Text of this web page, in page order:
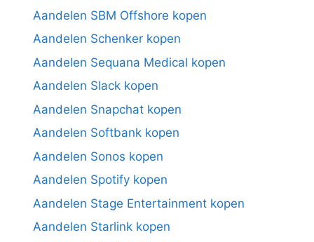
Aandelen SBM Offshore kopen
Aandelen Schenker kopen
Aandelen Sequana Medical kopen
Aandelen Slack kopen
Aandelen Snapchat kopen
Aandelen Softbank kopen
Aandelen Sonos kopen
Aandelen Spotify kopen
Aandelen Stage Entertainment kopen
Aandelen Starlink kopen